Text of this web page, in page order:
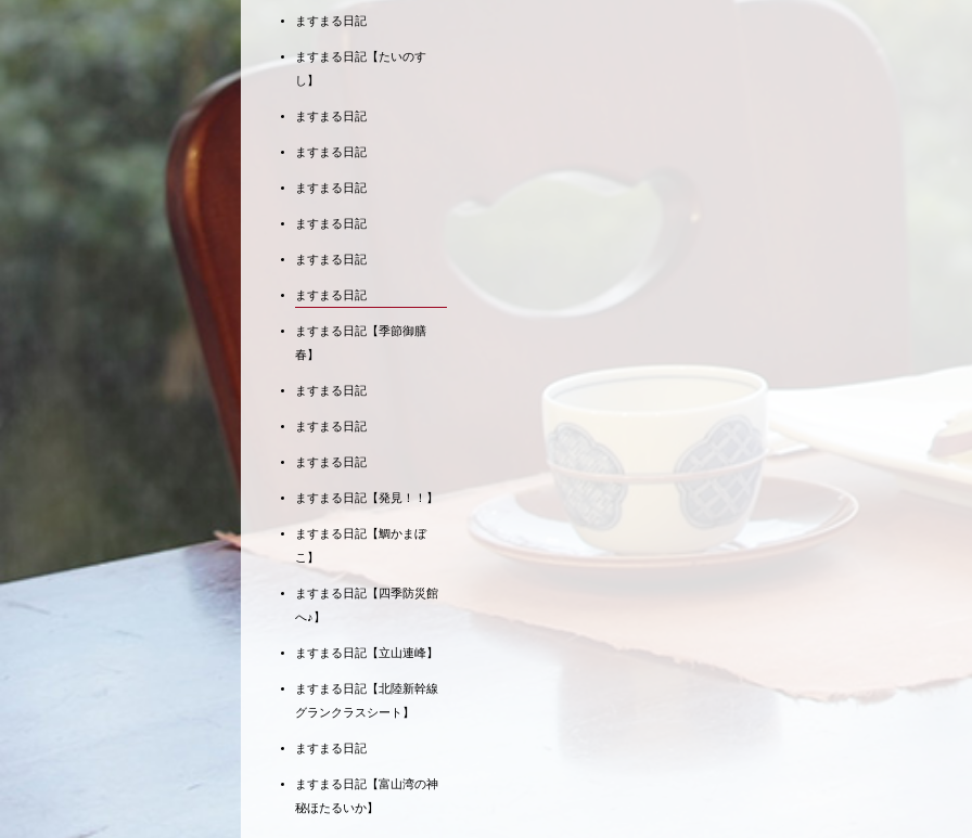
ますまる日記
ますまる日記【たいのす
し】
ますまる日記
ますまる日記
ますまる日記
ますまる日記
ますまる日記
ますまる日記
ますまる日記【季節御膳
春】
ますまる日記
ますまる日記
ますまる日記
ますまる日記【発見！！】
ますまる日記【鯛かまぼ
こ】
ますまる日記【四季防災館
へ♪】
ますまる日記【立山連峰】
ますまる日記【北陸新幹線
グランクラスシート】
ますまる日記
ますまる日記【富山湾の神
秘ほたるいか】